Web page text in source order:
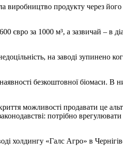
виробництво продукту через
євро за 1000 м³, а зазвичай – в
на заводі зупинено
безкоштовної біомаси.
можливості продавати це
потрібно
холдингу «Галс Агро» в